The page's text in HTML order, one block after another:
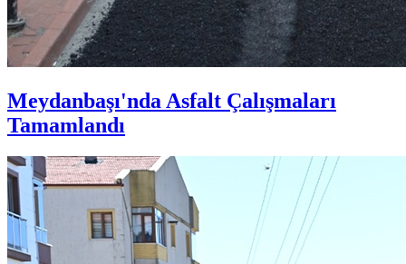
Meydanbaşı'nda Asfalt Çalışmaları
Tamamlandı